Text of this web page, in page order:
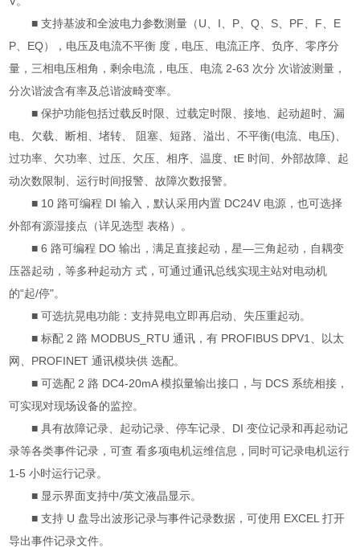
■ 支持基波和全波电力参数测量（U、I、P、Q、S、PF、F、E
P、EQ），电压及电流不平衡 度，电压、电流正序、负序、零序分
量，三相电压相角，剩余电流，电压、电流 2-63 次分 次谐波测量，
分次谐波含有率及总谐波畸变率。
■ 保护功能包括过载反时限、过载定时限、接地、起动超时、漏
电、欠载、断相、堵转、 阻塞、短路、溢出、不平衡(电流、电压)、
过功率、欠功率、过压、欠压、相序、温度、tE 时间、外部故障、起
动次数限制、运行时间报警、故障次数报警。
■ 10 路可编程 DI 输入，默认采用内置 DC24V 电源，也可选择
外部有源湿接点（详见选型 表格）。
■ 6 路可编程 DO 输出，满足直接起动，星—三角起动，自耦变
压器起动，等多种起动方 式，可通过通讯总线实现主站对电动机
的“起/停"。
■ 可选抗晃电功能：支持晃电立即再启动、失压重起动。
■ 标配 2 路 MODBUS_RTU 通讯，有 PROFIBUS DPV1、以太
网、PROFINET 通讯模块供 选配。
■ 可选配 2 路 DC4-20mA 模拟量输出接口，与 DCS 系统相接，
可实现对现场设备的监控。
■ 具有故障记录、起动记录、停车记录、DI 变位记录和再起动记
录等各类事件记录，可查 看多项电机运维信息，同时可记录电机运行
1-5 小时运行记录。
■ 显示界面支持中/英文液晶显示。
■ 支持 U 盘导出波形记录与事件记录数据，可使用 EXCEL 打开
导出事件记录文件。